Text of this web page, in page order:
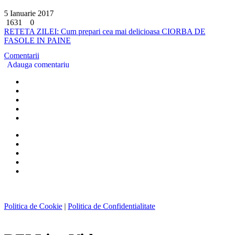
5 Ianuarie 2017
1631
0
RETETA ZILEI: Cum prepari cea mai delicioasa CIORBA DE
FASOLE IN PAINE
Comentarii
Adauga comentariu
Politica de Cookie | Politica de Confidentialitate